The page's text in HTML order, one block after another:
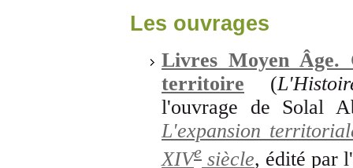
Les ouvrages
Livres Moyen Âge.
territoire
(
l'ouvrage de Solal
L'expansion
XIVe siècle, édité par